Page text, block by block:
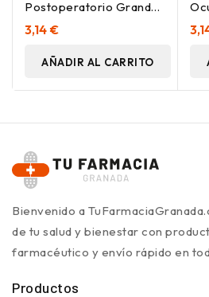
Postoperatorio Grande,
1 Ud
3,14 €
AÑADIR AL CARRITO
Bienvenido a
de tu salud y bienestar con
farmacéutico y envío rápido en
Productos